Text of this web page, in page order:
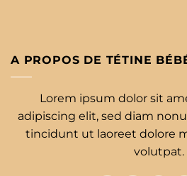
A PROPOS DE TÉTINE
Lorem ipsum dolor sit
adipiscing elit, sed diam
tincidunt ut laoreet dolore
volutpat.